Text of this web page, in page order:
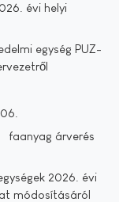
évi helyi
egység PUZ-
faanyag árverés
2026. évi
módosításáról